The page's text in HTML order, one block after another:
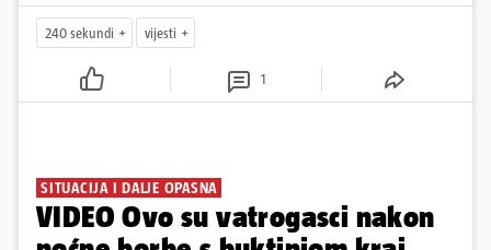
240 sekundi vijesti
1
SITUACIJA I DALJE OPASNA
VIDEO Ovo su vatrogasci nakon